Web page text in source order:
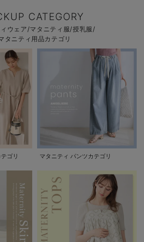
CATEGORY
ウェア/マタニティ服/授乳服/
タニティ用品カテゴリ
ゴリ マタニティ パンツカテゴリ